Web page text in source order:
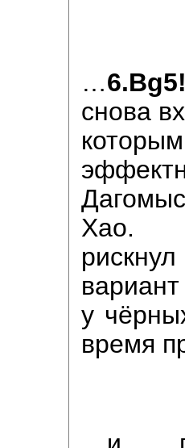
…
снова
Хао.
у
время